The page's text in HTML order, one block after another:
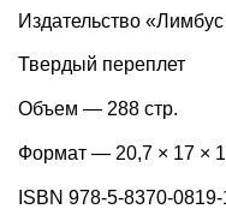
Издательство
Твердый переплет
Объем — 288 стр.
Формат — 20,7 × 17 ×
ISBN 978-5-8370-0819-